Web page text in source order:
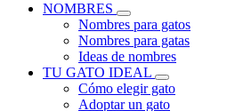
NOMBRES
Nombres para gatos
Nombres para gatas
Ideas de nombres
TU GATO IDEAL
Cómo elegir gato
Adoptar un gato